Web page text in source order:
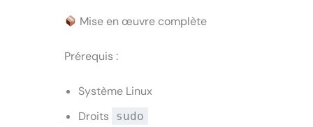
Mise en œuvre complète
Prérequis :
Système Linux
Droits
sudo